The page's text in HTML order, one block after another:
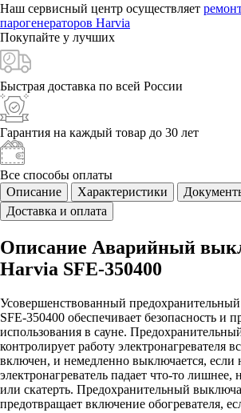
Наш сервисный центр осуществляет
парогенераторов Harvia
Покупайте у лучших
Быстрая доставка по всей России
Гарантия на каждый товар до 30 лет
Все способы оплаты
Описание
Характеристики
Доставка и оплата
Описание Аварийный
Harvia SFE-350400
Усовершенствованный
SFE-350400 обеспечивает безопасность и
использования в сауне.
контролирует работу электронагревателя
включен, и немедленно выключается, если
электронагреватель падает что-то
или скатерть. Предохранительный
предотвращает включение обогревателя,